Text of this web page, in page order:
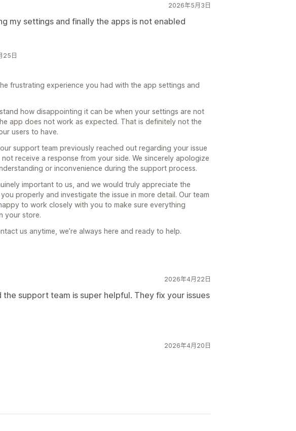
輯 匯入和匯出 自訂代碼 自訂字型 幣別轉換 本地化
優先處理
率
2026年5月3日
my settings and finally the apps is not enabled
25日
frustrating experience you had with the app settings and
how disappointing it can be when your settings are not
app does not work as expected. That is definitely not the
users to have.
support team previously reached out regarding your issue
receive a response from your side. We sincerely apologize
or inconvenience during the support process.
important to us, and we would truly appreciate the
properly and investigate the issue in more detail. Our team
to work closely with you to make sure everything
your store.
us anytime, we’re always here and ready to help.
2026年4月22日
the support team is super helpful. They fix your issues
2026年4月20日